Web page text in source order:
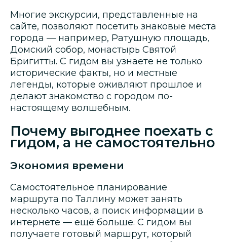
Многие экскурсии, представленные на
сайте, позволяют посетить знаковые места
города — например, Ратушную площадь,
Домский собор, монастырь Святой
Бригитты. С гидом вы узнаете не только
исторические факты, но и местные
легенды, которые оживляют прошлое и
делают знакомство с городом по-
настоящему волшебным.
Почему выгоднее поехать с
гидом, а не самостоятельно
Экономия времени
Самостоятельное планирование
маршрута по Таллину может занять
несколько часов, а поиск информации в
интернете — ещё больше. С гидом вы
получаете готовый маршрут, который